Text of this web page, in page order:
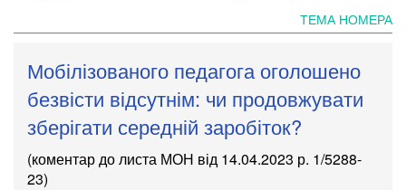
ТЕМА НОМЕРА
Мобілізованого педагога оголошено
безвісти відсутнім: чи продовжувати
зберігати середній заробіток?
(коментар до листа МОН від 14.04.2023 р. 1/5288-
23)